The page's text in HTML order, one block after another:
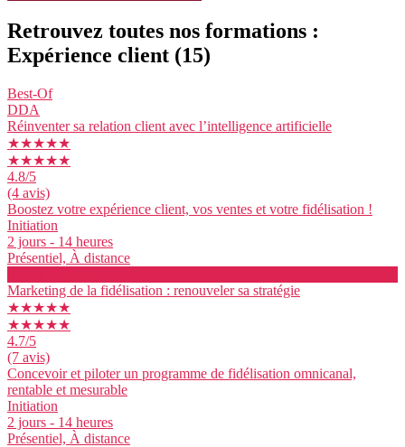
Retrouvez toutes nos formations :
Expérience client (15)
Best-Of
DDA
Réinventer sa relation client avec l’intelligence artificielle
★★★★★
★★★★★
4.8/5
(4 avis)
Boostez votre expérience client, vos ventes et votre fidélisation !
Initiation
2 jours - 14 heures
Présentiel, À distance
Marketing de la fidélisation : renouveler sa stratégie
★★★★★
★★★★★
4.7/5
(7 avis)
Concevoir et piloter un programme de fidélisation omnicanal,
rentable et mesurable
Initiation
2 jours - 14 heures
Présentiel, À distance